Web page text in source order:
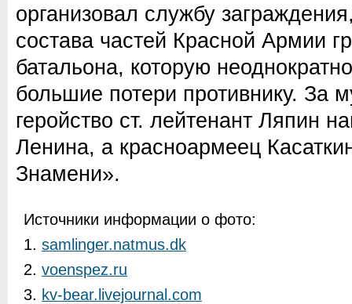
организовал службу
состава частей Красной Армии
батальона, которую
большие потери противнику. За
геройство ст. лейтенант Ляпин
Ленина, а красноармеец
Знамени».
Источники информации о фото:
1. samlinger.natmus.dk
2. voenspez.ru
3. kv-bear.livejournal.com